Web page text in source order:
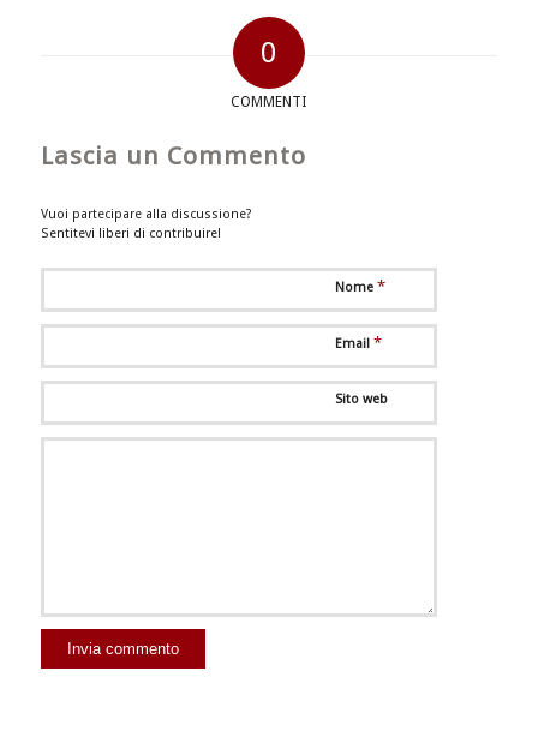
0
COMMENTI
Lascia un Commento
Vuoi partecipare alla discussione?
Sentitevi liberi di contribuire!
Nome *
Email *
Sito web